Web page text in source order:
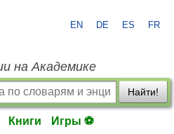
EN DE ES FR
на Академике
Найти!
Книги Игры ⚽